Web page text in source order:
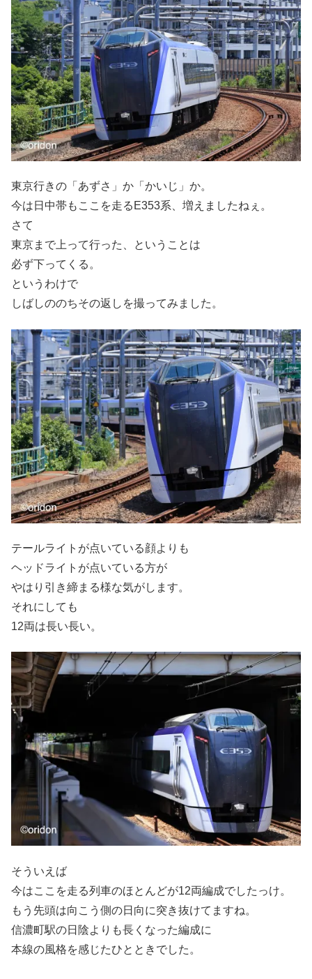
東京行きの「あずさ」か「かいじ」か。
今は日中帯もここを走るE353系、増えましたねぇ。
さて
東京まで上って行った、ということは
必ず下ってくる。
というわけで
しばしののちその返しを撮ってみました。
テールライトが点いている顔よりも
ヘッドライトが点いている方が
やはり引き締まる様な気がします。
それにしても
12両は長い長い。
そういえば
今はここを走る列車のほとんどが12両編成でしたっけ。
もう先頭は向こう側の日向に突き抜けてますね。
信濃町駅の日陰よりも長くなった編成に
本線の風格を感じたひとときでした。